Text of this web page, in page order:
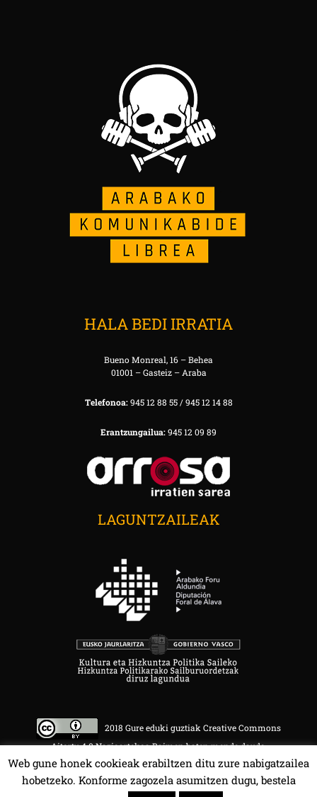
HALA BEDI IRRATIA
Bueno Monreal, 16 – Behea
01001 – Gasteiz – Araba
Telefonoa:945 12 88 55 / 945 12 14 88
Erantzungailua:945 12 09 89
LAGUNTZAILEAK
2018 Gure eduki guztiak Creative Commons
Aitortu 4.0 Nazioartekoa Baimen baten mende daude.
Web gune honek cookieak erabiltzen ditu zure nabigatzailea
hobetzeko. Konforme zagozela asumitzen dugu, bestela